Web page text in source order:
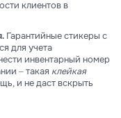
клиентов в
Гарантийные стикеры с
для учета
инвентарный номер
– такая клейкая
и не даст вскрыть